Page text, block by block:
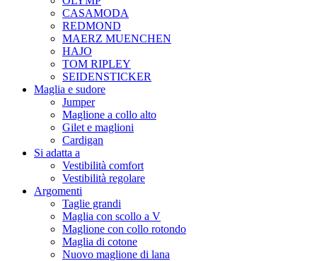
CASAMODA
REDMOND
MAERZ MUENCHEN
HAJO
TOM RIPLEY
SEIDENSTICKER
Maglia e sudore
Jumper
Maglione a collo alto
Gilet e maglioni
Cardigan
Si adatta a
Vestibilità comfort
Vestibilità regolare
Argomenti
Taglie grandi
Maglia con scollo a V
Maglione con collo rotondo
Maglia di cotone
Nuovo maglione di lana